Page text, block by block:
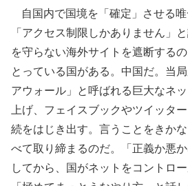
自国内で国境を「確定」させる
「アクセス制限しかありません」
を守らない海外サイトを遮断する
とっている国がある。中国だ。当
アウォール」と呼ばれる巨大なネ
上げ、フェイスブックやツイッタ
続をはじき出す。言うことをきか
べて取り締まるのだ。「正義か悪
してから、国がネットをコントロ